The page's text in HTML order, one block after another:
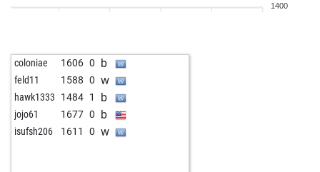
1400
coloniae 1606 0 b
feld11 1588 0 w
hawk1333 1484 1 b
jojo61 1677 0 b
isufsh206 1611 0 w